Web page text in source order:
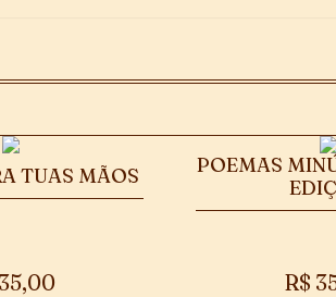
TUAS MÃOS
35,00
POEMAS
R$